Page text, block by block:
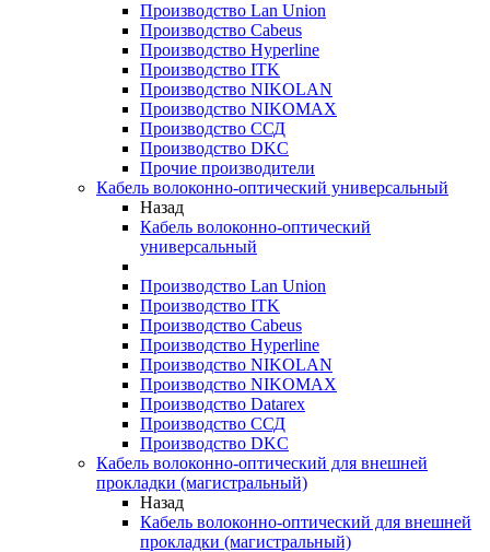
Производство Lan Union
Производство Cabeus
Производство Hyperline
Производство ITK
Производство NIKOLAN
Производство NIKOMAX
Производство ССД
Производство DKC
Прочие производители
Кабель волоконно-оптический универсальный
Назад
Кабель волоконно-оптический
универсальный
Производство Lan Union
Производство ITK
Производство Cabeus
Производство Hyperline
Производство NIKOLAN
Производство NIKOMAX
Производство Datarex
Производство ССД
Производство DKC
Кабель волоконно-оптический для внешней
прокладки (магистральный)
Назад
Кабель волоконно-оптический для внешней
прокладки (магистральный)